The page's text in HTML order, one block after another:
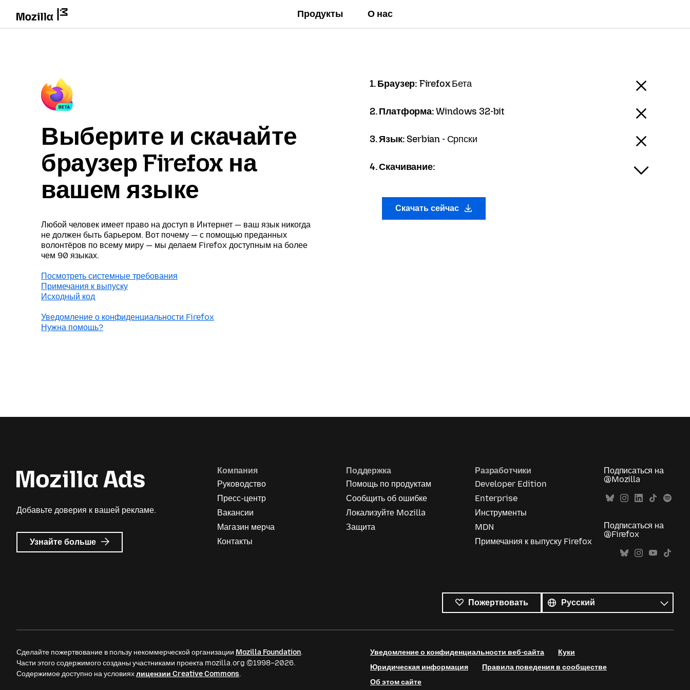
Продукты О нас
Выберите и скачайте
браузер Firefox на
вашем языке
Любой человек имеет право на доступ в Интернет — ваш язык никогда
не должен быть барьером. Вот почему — с помощью преданных
волонтёров по всему миру — мы делаем Firefox доступным на более
чем 90 языках.
Посмотреть системные требования
Примечания к выпуску
Исходный код
Уведомление о конфиденциальности Firefox
Нужна помощь?
1. Браузер: Firefox Бета
2. Платформа:Windows 32-bit
3. Язык: Serbian - Српски
4. Скачивание:
Скачать сейчас
Добавьте доверия к вашей рекламе.
Узнайте больше о
Реклама
Компания
Руководство
Пресс-центр
Вакансии
Магазин мерча
Контакты
Поддержка
Помощь по продуктам
Сообщить об ошибке
Локализуйте Mozilla
Защита
Разработчики
Developer Edition
Enterprise
Инструменты
MDN
Примечания к выпуску Firefox
Подписаться на
@Mozilla
Подписаться на
@Firefox
Пожертвовать
языки
Язык
Сделайте пожертвование в пользу некоммерческой организации Mozilla Foundation.
Части этого содержимого созданы участниками проекта mozilla.org ©1998–2026.
Содержимое доступно на условияхлицензии Creative Commons.
Уведомление о конфиденциальности веб-сайта
Куки
Юридическая информация
Правила поведения в сообществе
Об этом сайте